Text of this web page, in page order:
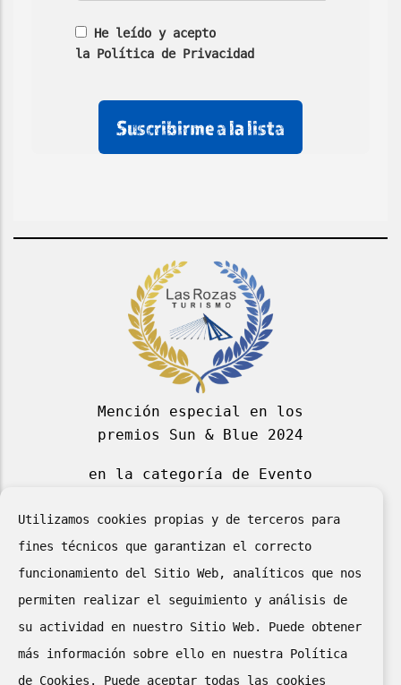
He leído y acepto
la Política de Privacidad
rellenar
campo
rellenar
campo
casilla
Mención especial en los
premios Sun & Blue 2024
en la categoría de Evento
Utilizamos cookies propias y de terceros para
fines técnicos que garantizan el correcto
funcionamiento del Sitio Web, analíticos que nos
permiten realizar el seguimiento y análisis de
su actividad en nuestro Sitio Web. Puede obtener
más información sobre ello en nuestra Política
de Cookies. Puede aceptar todas las cookies